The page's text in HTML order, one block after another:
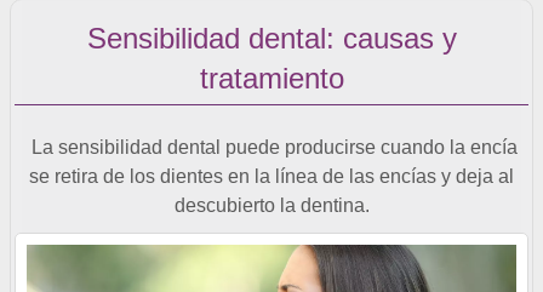
Sensibilidad dental: causas y
tratamiento
La sensibilidad dental puede producirse cuando la encía
se retira de los dientes en la línea de las encías y deja al
descubierto la dentina.